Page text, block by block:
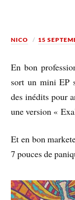
NICO 15
En bon
sort un mini EP
des inédits pour
une version «
Et en bon
7 pouces de